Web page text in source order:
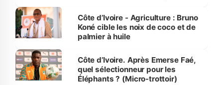
Côte d’Ivoire - Agriculture : Bruno
Koné cible les noix de coco et de
palmier à huile
Côte d’Ivoire. Après Emerse Faé,
quel sélectionneur pour les
Éléphants ? (Micro-trottoir)